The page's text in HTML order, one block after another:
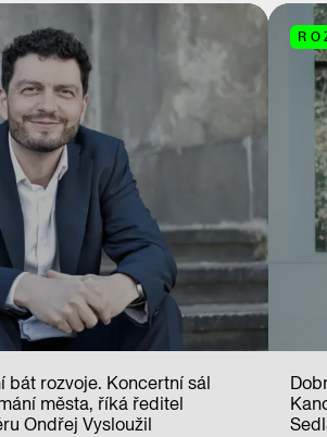
bát rozvoje. Koncertní sál
města, říká ředitel
Ondřej Vysloužil